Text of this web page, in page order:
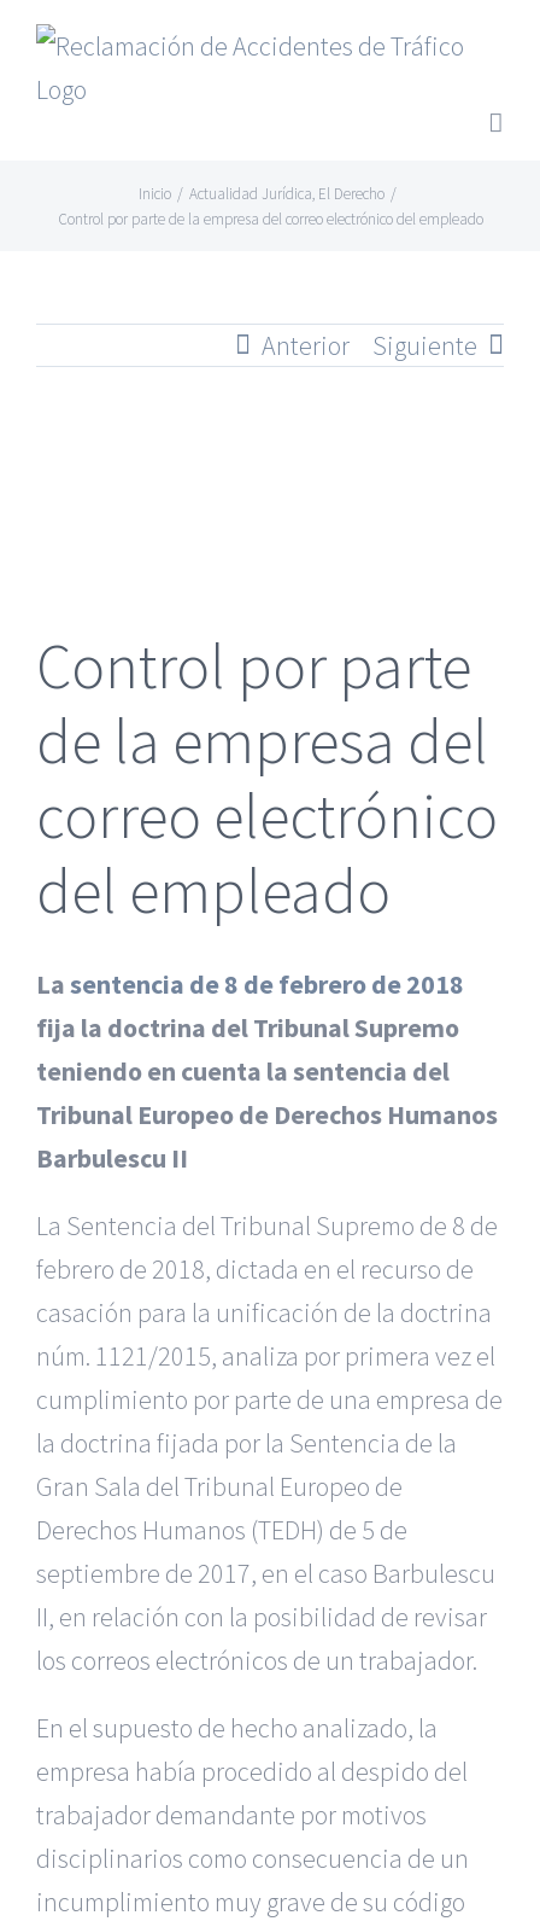
Saltar
contenido
Inicio / Actualidad Jurídica, El Derecho /
Control por parte de la empresa del correo electrónico del empleado
Anterior Siguiente
Control por parte
de la empresa del
correo electrónico
del empleado
Lasentencia de 8 de febrero de 2018
fija la doctrina del Tribunal Supremo
teniendo en cuenta la sentencia del
Tribunal Europeo de Derechos Humanos
Barbulescu II
La Sentencia del Tribunal Supremo de 8 de
febrero de 2018, dictada en el recurso de
casación para la unificación de la doctrina
núm. 1121/2015, analiza por primera vez el
cumplimiento por parte de una empresa de
la doctrina fijada por la Sentencia de la
Gran Sala del Tribunal Europeo de
Derechos Humanos (TEDH) de 5 de
septiembre de 2017, en el caso Barbulescu
II, en relación con la posibilidad de revisar
los correos electrónicos de un trabajador.
En el supuesto de hecho analizado, la
empresa había procedido al despido del
trabajador demandante por motivos
disciplinarios como consecuencia de un
incumplimiento muy grave de su código